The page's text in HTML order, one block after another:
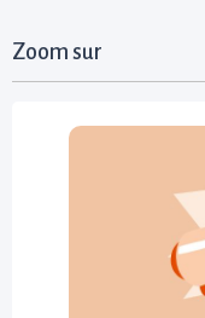
Zoom sur